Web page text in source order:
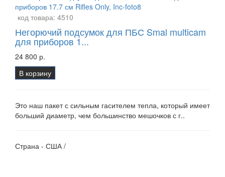
код товара: 4510
Негорючий подсумок для ПБС Smal multicam
для приборов 1...
24 800 р.
В корзину
Это наш пакет с сильным гасителем тепла, который имеет
больший диаметр, чем большинство мешочков с г..
Страна - США /